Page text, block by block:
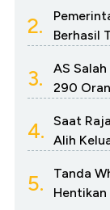
2.
Berhasil
3.
AS
290
4.
Saat
Alih
5.
Tanda
Hentikan